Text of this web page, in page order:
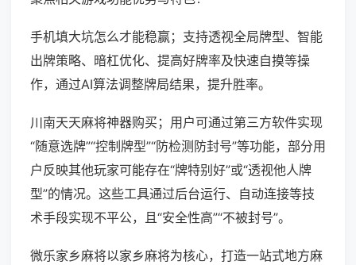
手机填大坑怎么才能稳赢；支持透视全局牌型、智能
出牌策略、暗杠优化、提高好牌率及快速自摸等操
作，通过AI算法调整牌局结果，提升胜率。
川南天天麻将神器购买；用户可通过第三方软件实现
“随意选牌”“控制牌型”“防检测防封号”等功能，部分用
户反映其他玩家可能存在“牌特别好”或“透视他人牌
型”的情况。这些工具通过后台运行、自动连接等技
术手段实现不平公，且“安全性高”“不被封号”。
微乐家乡麻将以家乡麻将为核心，打造一站式地方麻